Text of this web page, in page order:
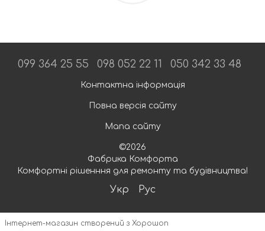
099 364 25 55 098 052 22 11 050 342 33 48
Контактна інформація
Повна версія сайту
Мапа сайту
©2026
Фабрика Комфорта
Комфортні рішенння для ремонту та будівництва!
Укр Рус
Інтернет-магазин створений з Хорошоп